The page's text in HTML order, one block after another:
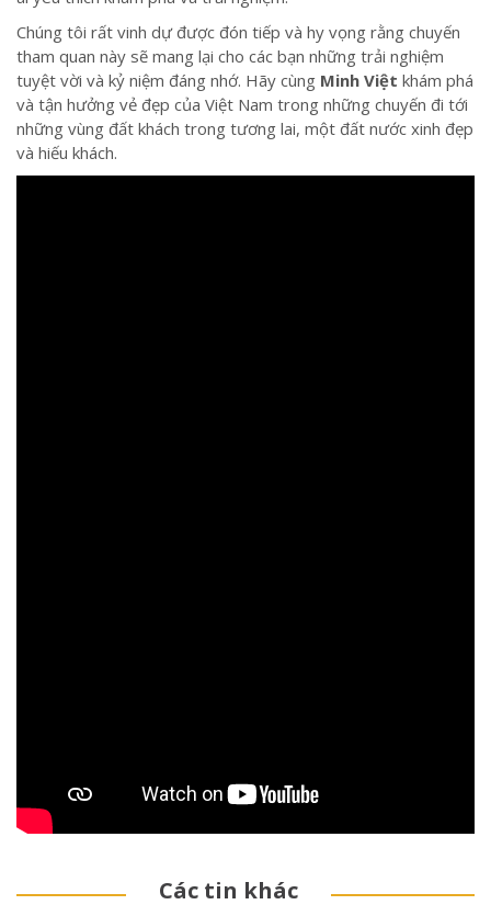
Chúng tôi rất vinh dự được đón tiếp và hy vọng rằng chuyến
tham quan này sẽ mang lại cho các bạn những trải nghiệm
tuyệt vời và kỷ niệm đáng nhớ. Hãy cùng Minh Việt khám phá
và tận hưởng vẻ đẹp của Việt Nam trong những chuyến đi tới
những vùng đất khách trong tương lai, một đất nước xinh đẹp
và hiếu khách.
Các tin khác